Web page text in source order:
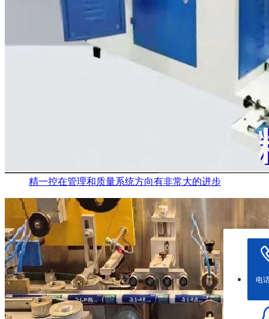
精一控在管理和质量系统方向有非常大的进步
电